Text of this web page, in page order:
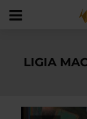
LIGIA